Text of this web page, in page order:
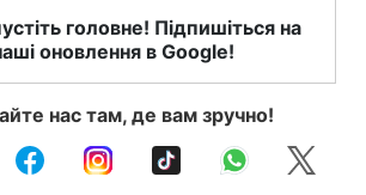
головне! Підпишіться на
оновлення в Google!
нас там, де вам зручно!